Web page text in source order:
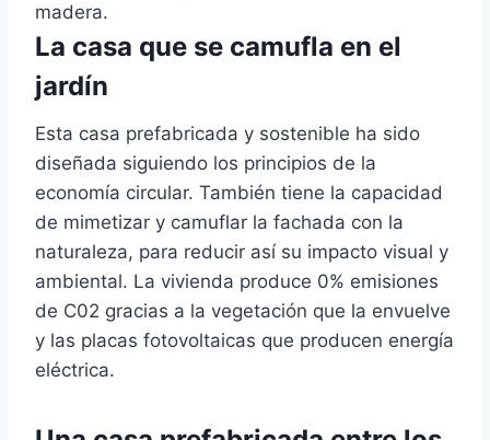
madera.
La casa que se camufla en el
jardín
Esta casa prefabricada y sostenible ha sido
diseñada siguiendo los principios de la
economía circular. También tiene la capacidad
de mimetizar y camuflar la fachada con la
naturaleza, para reducir así su impacto visual y
ambiental. La vivienda produce 0% emisiones
de C02 gracias a la vegetación que la envuelve
y las placas fotovoltaicas que producen energía
eléctrica.